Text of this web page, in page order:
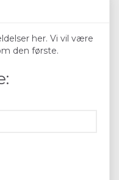
her. Vi vil være
den første.